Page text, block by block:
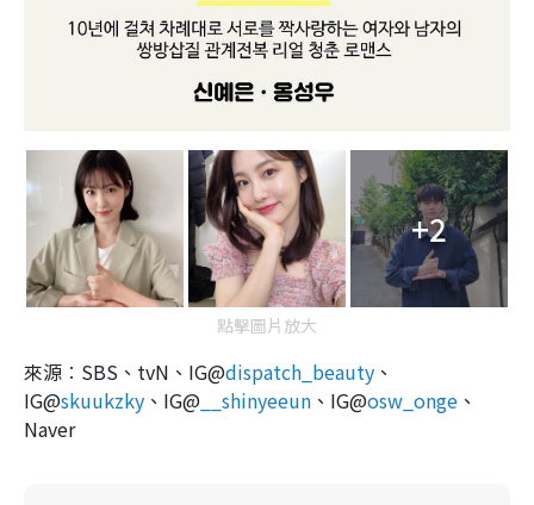
+2
點擊圖片放大
來源︰SBS、tvN、IG@dispatch_beauty 、
IG@skuukzky 、IG@ __shinyeeun 、IG@osw_onge 、
Naver